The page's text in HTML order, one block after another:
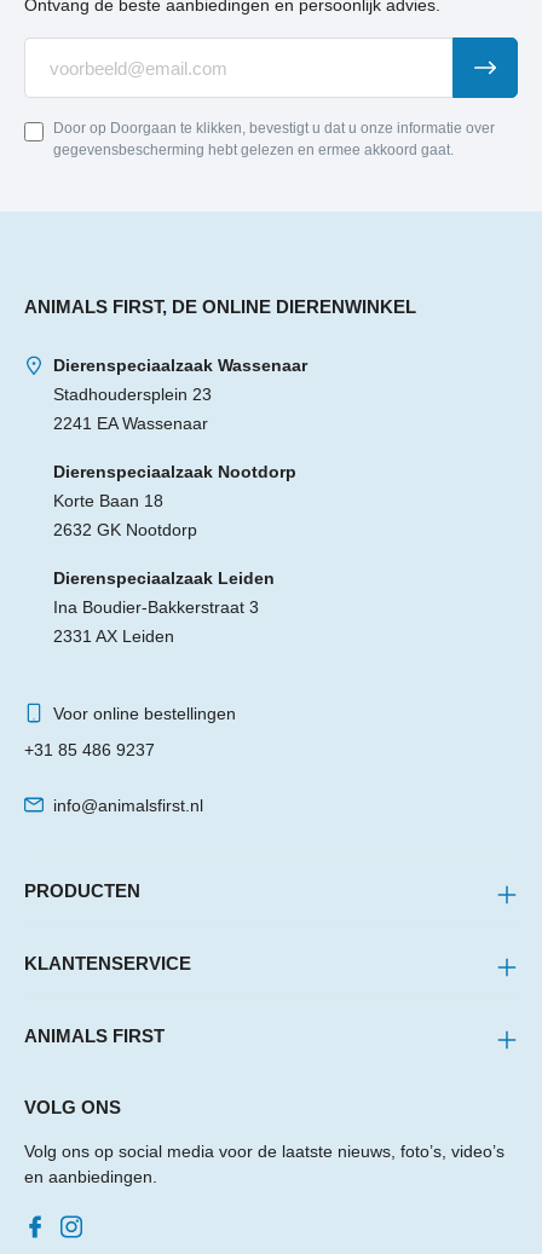
Ontvang de beste aanbiedingen en persoonlijk advies.
Door op Doorgaan te klikken, bevestigt u dat u onze informatie over
gegevensbescherming hebt gelezen en ermee akkoord gaat.
ANIMALS FIRST, DE ONLINE DIERENWINKEL
Dierenspeciaalzaak Wassenaar
Stadhoudersplein 23
2241 EA Wassenaar
Dierenspeciaalzaak Nootdorp
Korte Baan 18
2632 GK Nootdorp
Dierenspeciaalzaak Leiden
Ina Boudier-Bakkerstraat 3
2331 AX Leiden
Voor online bestellingen
+31 85 486 9237
info@animalsfirst.nl
PRODUCTEN
KLANTENSERVICE
ANIMALS FIRST
VOLG ONS
Volg ons op social media voor de laatste nieuws, foto’s, video’s
en aanbiedingen.